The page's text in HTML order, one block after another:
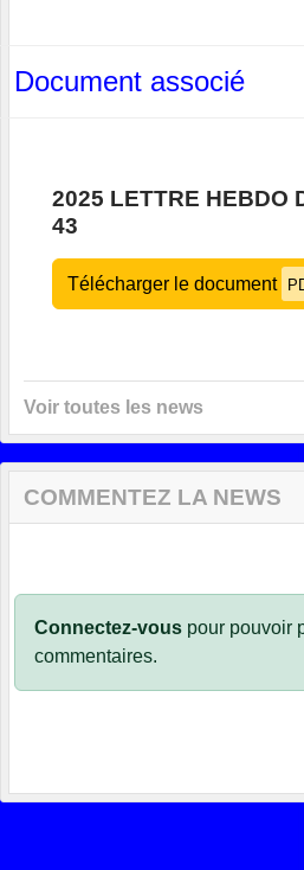
Document associé
2025 LETTRE HEBDO
43
Télécharger le document
Voir toutes les news
COMMENTEZ LA NEWS
Connectez-vous pour pouvoir
commentaires.